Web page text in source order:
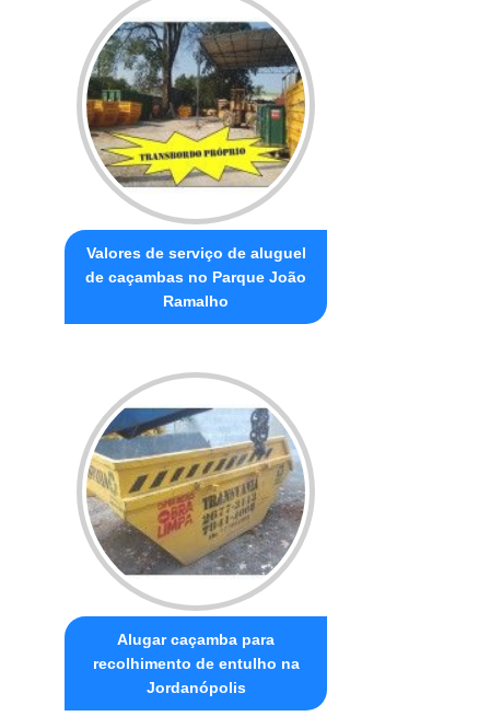
Valores de serviço de aluguel
de caçambas no Parque João
Ramalho
Alugar caçamba para
recolhimento de entulho na
Jordanópolis